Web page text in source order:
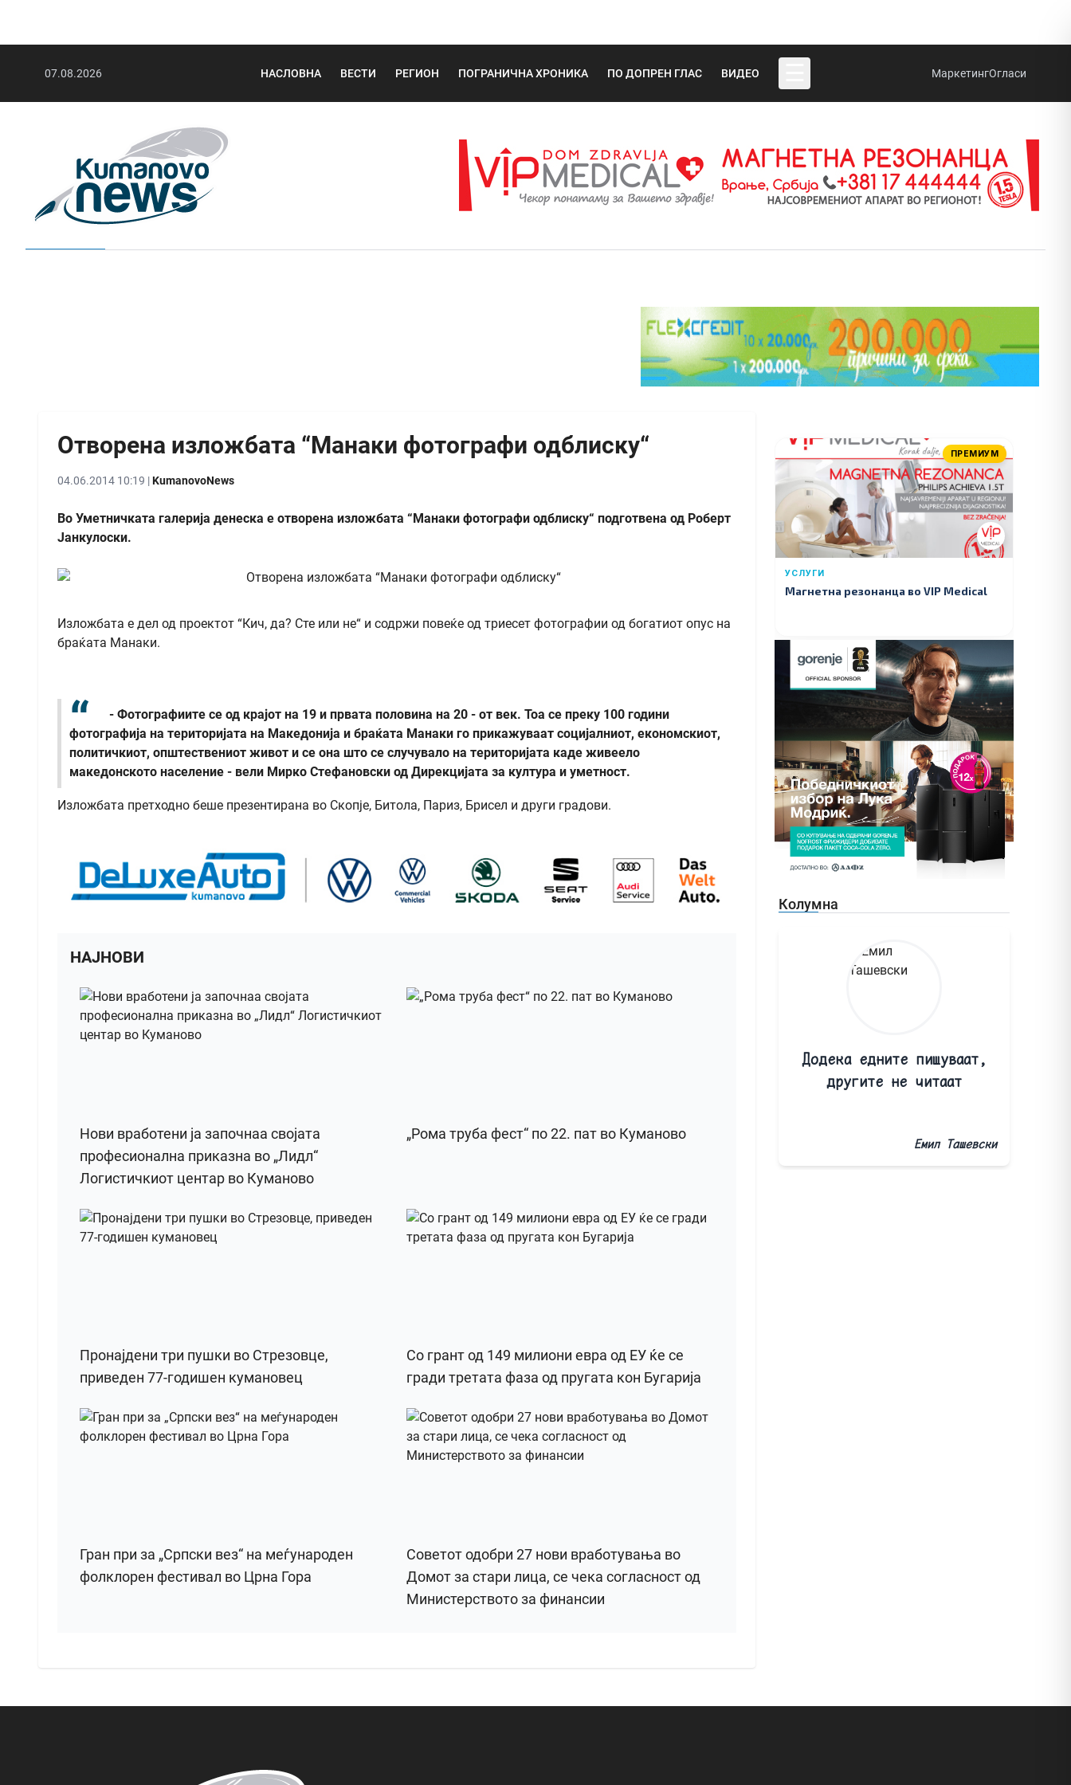
07.08.2026 НАСЛОВНА ВЕСТИ РЕГИОН ПОГРАНИЧНА ХРОНИКА ПО ДОПРЕН ГЛАС ВИДЕО МаркетингОгласи
Отворена изложбата “Манаки фотографи одблиску“
04.06.2014 10:19 |KumanovoNews
Во Уметничката галерија денеска е отворена изложбата “Манаки фотографи одблиску“ подготвена од Роберт
Јанкулоски.
Изложбата е дел од проектот “Кич, да? Сте или не“ и содржи повеќе од триесет фотографии од богатиот опус на
браќата Манаки.
- Фотографиите се од крајот на 19 и првата половина на 20 - от век. Тоа се преку 100 години
фотографија на територијата на Македонија и браќата Манаки го прикажуваат социјалниот, економскиот,
политичкиот, општествениот живот и се она што се случувало на територијата каде живеело
македонското население - вели Мирко Стефановски од Дирекцијата за култура и уметност.
Изложбата претходно беше презентирана во Скопје, Битола, Париз, Брисел и други градови.
НАЈНОВИ
Нови вработени ја започнаа својата
професионална приказна во „Лидл“
Логистичкиот центар во Куманово
„Рома труба фест“ по 22. пат во Куманово
Пронајдени три пушки во Стрезовце,
приведен 77-годишен кумановец
Со грант од 149 милиони евра од ЕУ ќе се
гради третата фаза од пругата кон Бугарија
Гран при за „Српски вез“ на меѓународен
фолклорен фестивал во Црна Гора
Советот одобри 27 нови вработувања во
Домот за стари лица, се чека согласност од
Министерството за финансии
ПРЕМИУМ
УСЛУГИ
Магнетна резонанца во VIP Medical
Колумна
Додека едните пишуваат,
другите не читаат
Емил Ташевски